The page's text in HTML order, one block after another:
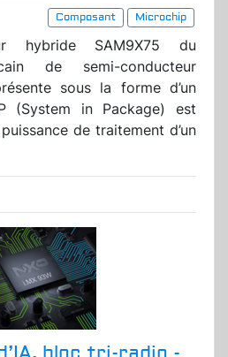
Composant
Microchip
hybride SAM9X75 du
de semi-conducteur
sous la forme d’un
(System in Package) est
de traitement d’un